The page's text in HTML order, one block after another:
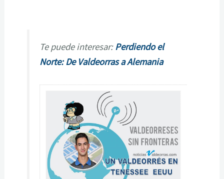
Te puede interesar:Perdiendo el
Norte: De Valdeorras a Alemania